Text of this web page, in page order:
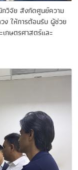
วิจัย สังกัดศูนย์ความ
ง ให้การต้อนรับ ผู้ช่วย
กษตรศาสตร์และ